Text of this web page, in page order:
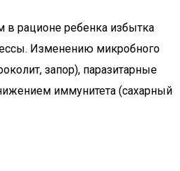
в рационе ребенка избытка
Изменению микробного
запор), паразитарные
иммунитета (сахарный